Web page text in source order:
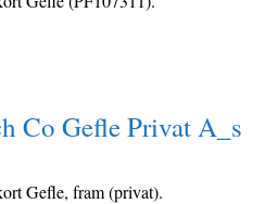
Co Gefle Privat A_s
Gefle, fram (privat).